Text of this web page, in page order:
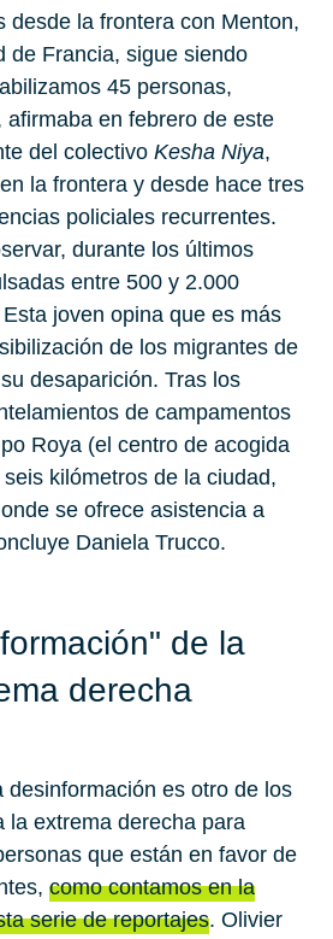
desde la frontera con Menton,
de Francia, sigue siendo
45 personas,
afirmaba en febrero de este
del colectivo Kesha Niya,
la frontera y desde hace tres
policiales recurrentes.
durante los últimos
entre 500 y 2.000
joven opina que es más
de los migrantes de
desaparición. Tras los
de campamentos
Roya (el centro de acogida
kilómetros de la ciudad,
se ofrece asistencia a
Daniela Trucco.
de la
derecha
desinformación es otro de los
la extrema derecha para
que están en favor de
como contamos en la
serie de reportajes. Olivier